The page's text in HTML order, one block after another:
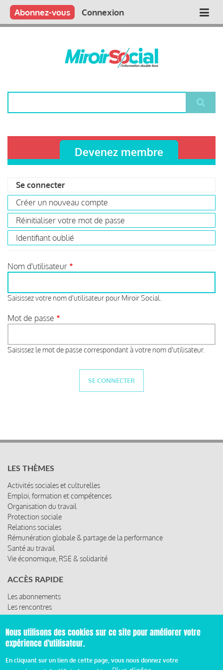
Aller
contenu
Main
Qui sommes nous ?
Vous publiez
Nous publions
Contactez-nous
Abonnez-vous Connexion
Devenez membre
Primary
tabs
Se connecter
actif)
Créer un nouveau compte
Réinitialiser votre mot de passe
Identifiant oublié
Nom d'utilisateur
Saisissez votre nom d'utilisateur pour Miroir Social.
Mot de passe
Saisissez le mot de passe correspondant à votre nom d'utilisateur.
LES THÈMES
Activités sociales et culturelles
Emploi, formation et compétences
Organisation du travail
Protection sociale
Relations sociales
Rémunération globale & partage de la performance
Santé au travail
Vie économique, RSE & solidarité
ACCÈS RAPIDE
Les abonnements
Les rencontres
Les ressources
© 2019 Miroir Social - Réalisé parCafffeine
Nous utilisons des cookies sur ce site pour améliorer votre
expérience d'utilisateur.
En cliquant sur un lien de cette page, vous nous donnez votre